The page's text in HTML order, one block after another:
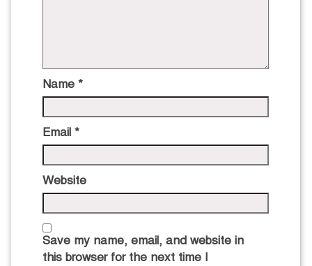
Name *
Email *
Website
Save my name, email, and website in
this browser for the next time I